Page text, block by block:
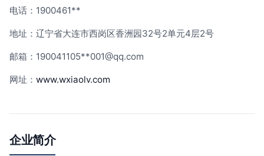
电话：1900461**
地址：辽宁省大连市西岗区香洲园32号2单元4层2号
邮箱：190041105**001@qq.com
网址： www.wxiaolv.com
企业简介